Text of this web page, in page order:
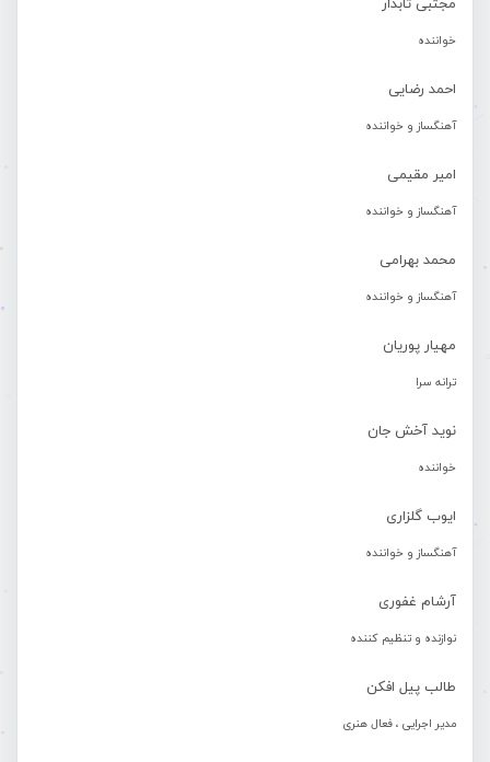
مجتبی تابدار
خواننده
احمد رضایی
آهنگساز و خواننده
امیر مقیمی
آهنگساز و خواننده
محمد بهرامی
آهنگساز و خواننده
مهیار پوریان
ترانه سرا
نوید آخش جان
خواننده
ایوب گلزاری
آهنگساز و خواننده
آرشام غفوری
نوازنده و تنظیم کننده
طالب پیل افکن
مدیر اجرایی ، فعال هنری